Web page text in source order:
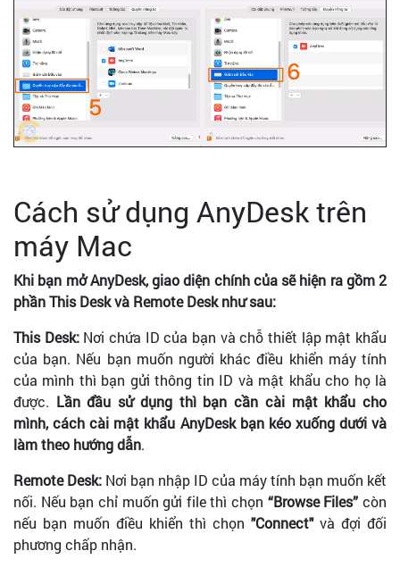
Cách sử dụng AnyDesk trên
máy Mac
Khi bạn mở AnyDesk, giao diện chính của sẽ hiện ra gồm 2
phần This Desk và Remote Desk như sau:
This Desk:Nơi chứa ID của bạn và chỗ thiết lập mật khẩu
của bạn. Nếu bạn muốn người khác điều khiển máy tính
của mình thì bạn gửi thông tin ID và mật khẩu cho họ là
được. Lần đầu sử dụng thì bạn cần cài mật khẩu cho
mình, cách cài mật khẩu AnyDesk bạn kéo xuống dưới và
làm theo hướng dẫn.
Remote Desk: Nơi bạn nhập ID của máy tính bạn muốn kết
nối. Nếu bạn chỉ muốn gửi file thì chọn “Browse Files” còn
nếu bạn muốn điều khiển thì chọn "Connect"và đợi đối
phương chấp nhận.